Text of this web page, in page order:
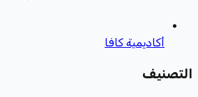
أكاديمية كافا
التصنيف